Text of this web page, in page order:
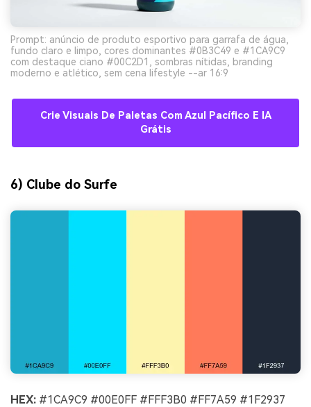
Prompt: anúncio de produto esportivo para garrafa de água,
fundo claro e limpo, cores dominantes #0B3C49 e #1CA9C9
com destaque ciano #00C2D1, sombras nítidas, branding
moderno e atlético, sem cena lifestyle --ar 16:9
Crie Visuais De Paletas Com Azul Pacífico E IA
Grátis
6) Clube do Surfe
HEX: #1CA9C9 #00E0FF #FFF3B0 #FF7A59 #1F2937